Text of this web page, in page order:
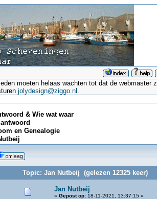
moeten helaas wachten tot dat de
jolydesign@ziggo.nl .
& Wie wat waar
en Genealogie
Topic: Jan Nutbeij (gelezen 12325 keer)
Jan Nutbeij
« Gepost op:18-11-2021, 13:37:15 »